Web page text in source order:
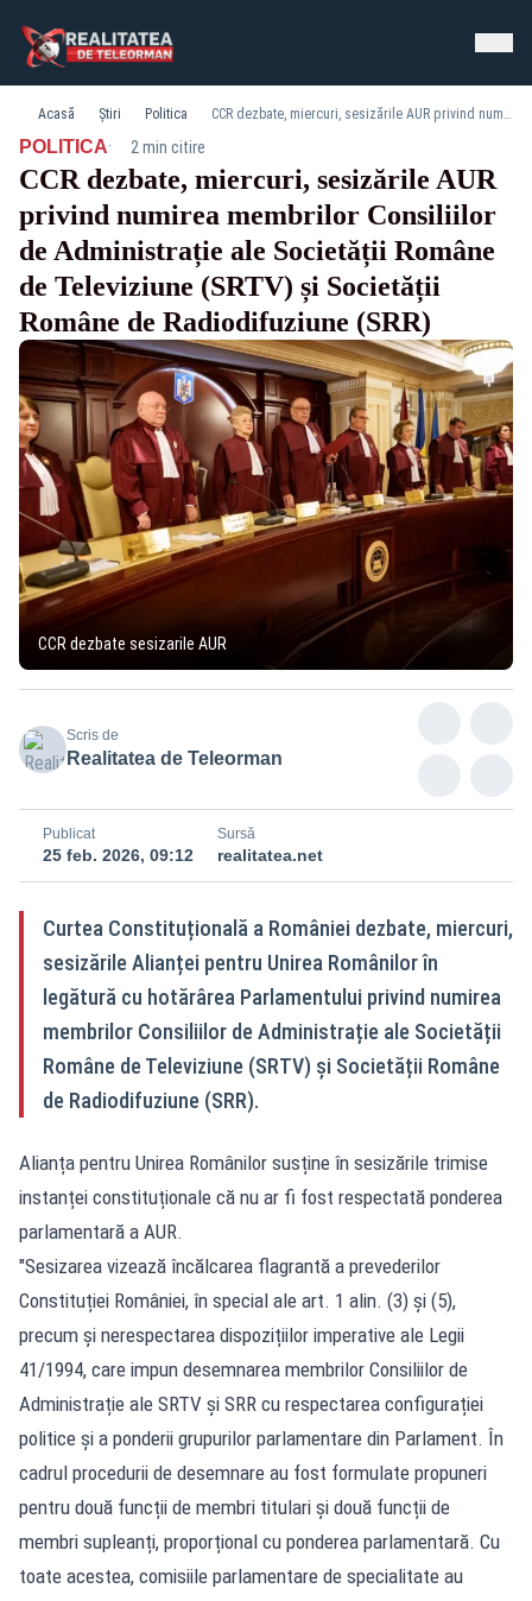
Acasă Știri Politica CCR dezbate, miercuri, sesizările AUR privind numirea membrilor Consiliilor de Administrație ale Societății Române de Televiziune (SRTV) și Societății Române de Radiodifuziune (SRR)
POLITICA· 2 min citire
CCR dezbate, miercuri, sesizările AUR
privind numirea membrilor Consiliilor
de Administrație ale Societății Române
de Televiziune (SRTV) și Societății
Române de Radiodifuziune (SRR)
CCR dezbate sesizarile AUR
Scris de
Realitatea de Teleorman
Publicat
25 feb. 2026, 09:12
Sursă
realitatea.net
Curtea Constituțională a României dezbate, miercuri,
sesizările Alianței pentru Unirea Românilor în
legătură cu hotărârea Parlamentului privind numirea
membrilor Consiliilor de Administrație ale Societății
Române de Televiziune (SRTV) și Societății Române
de Radiodifuziune (SRR).
Alianța pentru Unirea Românilor susține în sesizările trimise
instanței constituționale că nu ar fi fost respectată ponderea
parlamentară a AUR.
"Sesizarea vizează încălcarea flagrantă a prevederilor
Constituției României, în special ale art. 1 alin. (3) și (5),
precum și nerespectarea dispozițiilor imperative ale Legii
41/1994, care impun desemnarea membrilor Consiliilor de
Administrație ale SRTV și SRR cu respectarea configurației
politice și a ponderii grupurilor parlamentare din Parlament. În
cadrul procedurii de desemnare au fost formulate propuneri
pentru două funcții de membri titulari și două funcții de
membri supleanți, proporțional cu ponderea parlamentară. Cu
toate acestea, comisiile parlamentare de specialitate au